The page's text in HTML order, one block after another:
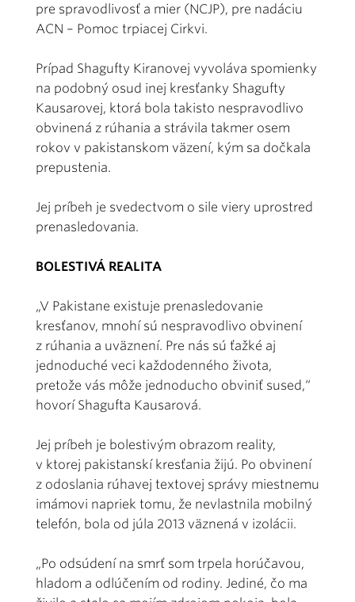
pre spravodlivosť a mier (NCJP), pre nadáciu
ACN – Pomoc trpiacej Cirkvi.
Prípad Shagufty Kiranovej vyvoláva spomienky
na podobný osud inej kresťanky Shagufty
Kausarovej, ktorá bola takisto nespravodlivo
obvinená z rúhania a strávila takmer osem
rokov v pakistanskom väzení, kým sa dočkala
prepustenia.
Jej príbeh je svedectvom o sile viery uprostred
prenasledovania.
BOLESTIVÁ REALITA
„V Pakistane existuje prenasledovanie
kresťanov, mnohí sú nespravodlivo obvinení
z rúhania a uväznení. Pre nás sú ťažké aj
jednoduché veci každodenného života,
pretože vás môže jednoducho obviniť sused,“
hovorí Shagufta Kausarová.
Jej príbeh je bolestivým obrazom reality,
v ktorej pakistanskí kresťania žijú. Po obvinení
z odoslania rúhavej textovej správy miestnemu
imámovi napriek tomu, že nevlastnila mobilný
telefón, bola od júla 2013 väznená v izolácii.
„Po odsúdení na smrť som trpela horúčavou,
hladom a odlúčením od rodiny. Jediné, čo ma